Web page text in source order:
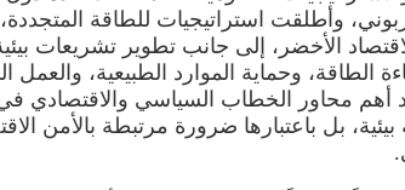
وأطلقت استراتيجيات للطاقة
الأخضر، إلى جانب تطوير تشريعات
الطاقة، وحماية الموارد الطبيعية،
أهم محاور الخطاب السياسي والاقتصادي
بل باعتبارها ضرورة مرتبطة بالأمن